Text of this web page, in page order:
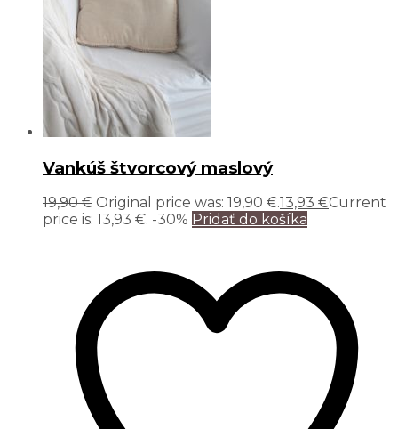
Vankúš štvorcový maslový
19,90€ Original price was: 19,90 €.13,93 €Current
price is: 13,93 €. -30% Pridať do košíka